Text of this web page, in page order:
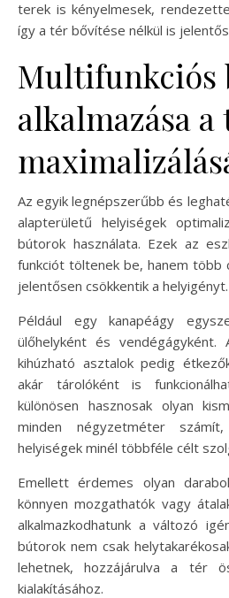
terek is kényelmesek,
így a tér bővítése nélkül is
Multifunkciós
alkalmazása a
Az egyik legnépszerűbb és
alapterületű helyiségek
bútorok használata. Ezek az
funkciót töltenek be, hanem több
jelentősen csökkentik a helyigényt.
Például egy kanapéágy
ülőhelyként és vendégágyként.
kihúzható asztalok pedig
akár tárolóként is
különösen hasznosak olyan
minden négyzetméter
helyiségek minél többféle célt
Emellett érdemes olyan
könnyen mozgathatók vagy
alkalmazkodhatunk a változó
bútorok nem csak
lehetnek, hozzájárulva a tér
kialakításához.